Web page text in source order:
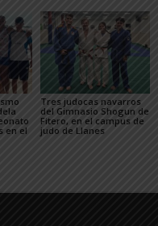
en el
Tres judocas navarros
del Gimnasio Shogun de
Fitero, en el campus de
judo de Llanes